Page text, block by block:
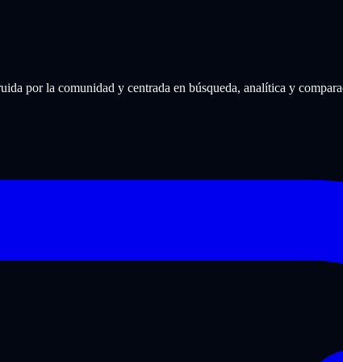
por la comunidad y centrada en búsqueda, analítica y